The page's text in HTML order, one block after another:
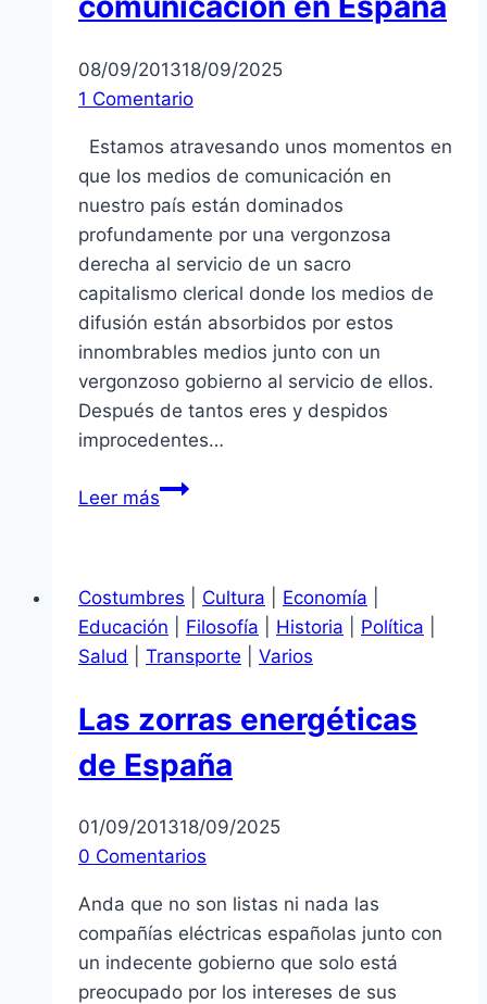
08/09/201318/09/2025
1 Comentario
Estamos atravesando unos momentos en
que los medios de comunicación en
nuestro país están dominados
profundamente por una vergonzosa
derecha al servicio de un sacro
capitalismo clerical donde los medios de
difusión están absorbidos por estos
innombrables medios junto con un
vergonzoso gobierno al servicio de ellos.
Después de tantos eres y despidos
improcedentes…
Leer másTelevisión
comunicación
en
España
Costumbres Cultura Economía
Educación
Filosofía Historia Política
Salud
Transporte Varios
Las zorras energéticas
de España
01/09/201318/09/2025
0 Comentarios
Anda que no son listas ni nada las
compañías eléctricas españolas junto con
un indecente gobierno que solo está
preocupado por los intereses de sus